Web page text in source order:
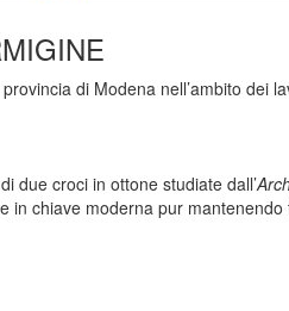
di Modena nell’ambito dei
due croci in ottone studiate dall’
in chiave moderna pur mantenendo